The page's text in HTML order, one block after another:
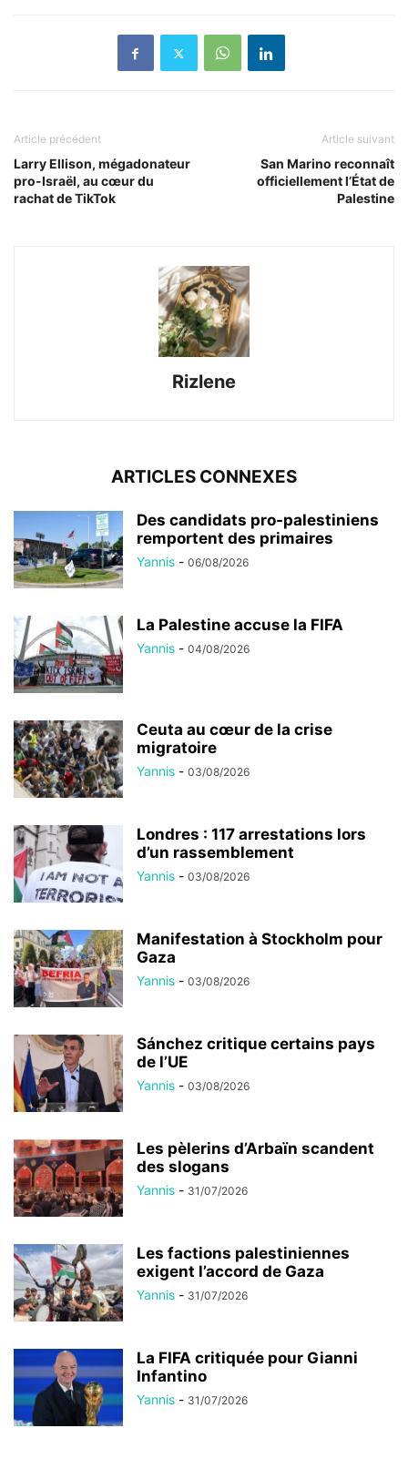
Article précédent
Larry Ellison, mégadonateur
pro-Israël, au cœur du
rachat de TikTok
Article suivant
San Marino reconnaît
officiellement l’État de
Palestine
Rizlene
ARTICLES CONNEXES
Des candidats pro-palestiniens
remportent des primaires
Yannis - 06/08/2026
La Palestine accuse la FIFA
Yannis - 04/08/2026
Ceuta au cœur de la crise
migratoire
Yannis - 03/08/2026
Londres : 117 arrestations lors
d’un rassemblement
Yannis - 03/08/2026
Manifestation à Stockholm pour
Gaza
Yannis - 03/08/2026
Sánchez critique certains pays
de l’UE
Yannis - 03/08/2026
Les pèlerins d’Arbaïn scandent
des slogans
Yannis - 31/07/2026
Les factions palestiniennes
exigent l’accord de Gaza
Yannis - 31/07/2026
La FIFA critiquée pour Gianni
Infantino
Yannis - 31/07/2026